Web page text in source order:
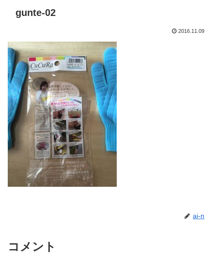
gunte-02
2016.11.09
ai-n
コメント